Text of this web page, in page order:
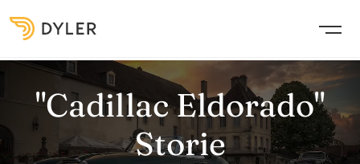
"Cadillac Eldorado"
Storie